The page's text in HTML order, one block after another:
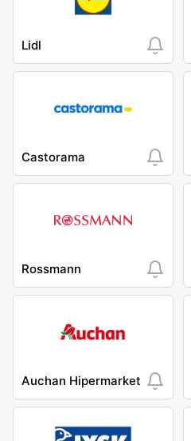
Lidl
Castorama
Rossmann
Auchan Hipermarket